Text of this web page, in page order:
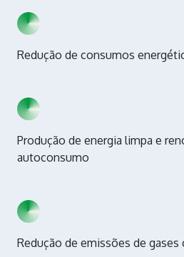
Redução de consumos
Produção de energia limpa e
autoconsumo
Redução de emissões de